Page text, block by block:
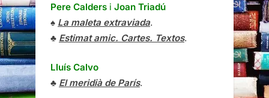
Pere Calders i Joan Triadú
♠ La maleta extraviada.
♣ Estimat amic. Cartes. Textos.
Lluís Calvo
♣ El meridià de París.